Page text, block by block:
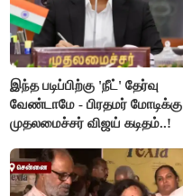
இந்த படிப்பிற்கு 'நீட்' தேர்வு
வேண்டாமே - பிரதமர் மோடிக்கு
முதலமைச்சர் விஜய் கடிதம்..!